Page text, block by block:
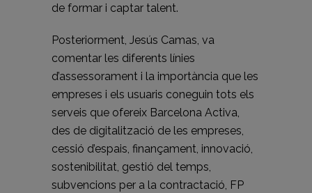
de formar i captar talent.
Posteriorment, Jesús Camas, va
comentar les diferents línies
d’assessorament i la importància que les
empreses i els usuaris coneguin tots els
serveis que ofereix Barcelona Activa,
des de digitalització de les empreses,
cessió d’espais, finançament, innovació,
sostenibilitat, gestió del temps,
subvencions per a la contractació, FP